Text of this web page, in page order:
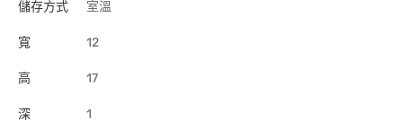
儲存方式 室溫
寬 12
高 17
深 1